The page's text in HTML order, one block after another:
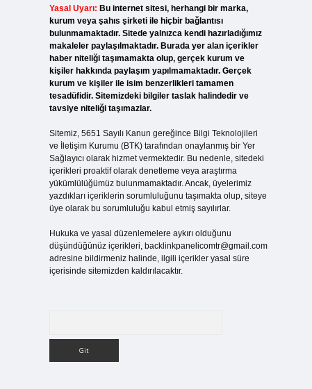
Yasal Uyarı: Bu internet sitesi, herhangi bir marka,
kurum veya şahıs şirketi ile hiçbir bağlantısı
bulunmamaktadır. Sitede yalnızca kendi hazırladığımız
makaleler paylaşılmaktadır. Burada yer alan içerikler
haber niteliği taşımamakta olup, gerçek kurum ve
kişiler hakkında paylaşım yapılmamaktadır. Gerçek
kurum ve kişiler ile isim benzerlikleri tamamen
tesadüfidir. Sitemizdeki bilgiler taslak halindedir ve
tavsiye niteliği taşımazlar.
Sitemiz, 5651 Sayılı Kanun gereğince Bilgi Teknolojileri
ve İletişim Kurumu (BTK) tarafından onaylanmış bir Yer
Sağlayıcı olarak hizmet vermektedir. Bu nedenle, sitedeki
içerikleri proaktif olarak denetleme veya araştırma
yükümlülüğümüz bulunmamaktadır. Ancak, üyelerimiz
yazdıkları içeriklerin sorumluluğunu taşımakta olup, siteye
üye olarak bu sorumluluğu kabul etmiş sayılırlar.
Hukuka ve yasal düzenlemelere aykırı olduğunu
düşündüğünüz içerikleri, backlinkpanelicomtr@gmail.com
adresine bildirmeniz halinde, ilgili içerikler yasal süre
içerisinde sitemizden kaldırılacaktır.